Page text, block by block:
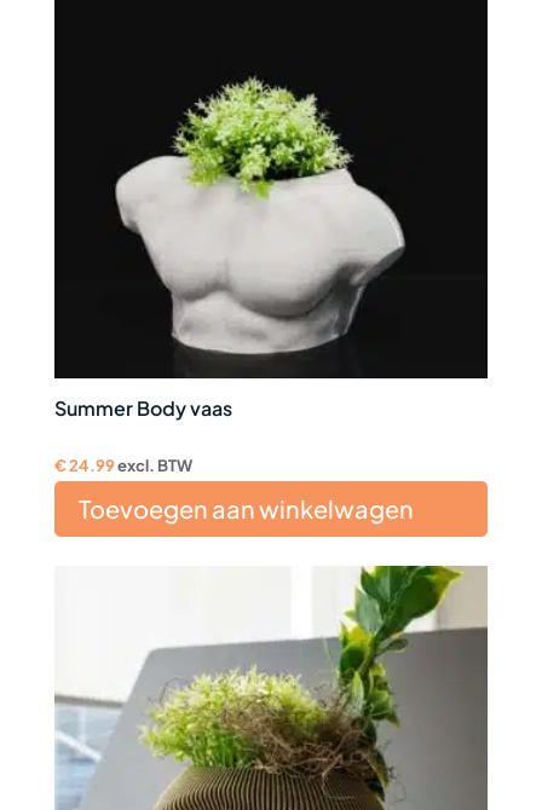
Summer Body vaas
€24.99excl. BTW
Toevoegen aan winkelwagen